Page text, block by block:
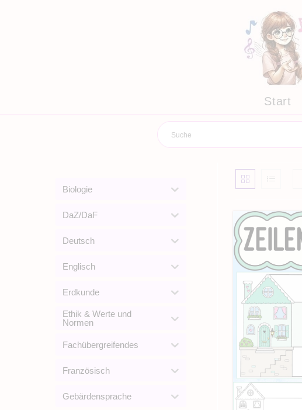
Start
Biologie
DaZ/DaF
Deutsch
Englisch
Erdkunde
Ethik & Werte und
Normen
Fachübergreifendes
Französisch
Gebärdensprache